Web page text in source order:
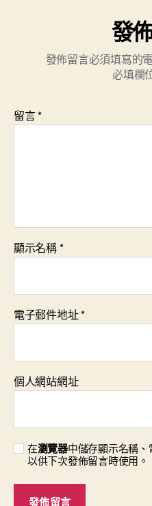
發
發佈留言必須填寫的
必填欄
留言*
顯示名稱*
電子郵件地址*
個人網站網址
在瀏覽器中儲存顯示名稱、
以供下次發佈留言時使用。